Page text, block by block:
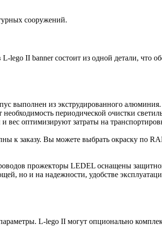
сооружений.
lego II banner состоит из одной детали, что
выполнен из экструдированного
периодической очистки
вес оптимизируют затраты на
к заказу. Вы можете выбрать окраску по
прожекторы LEDEL оснащены
но и на надежности, удобстве
L-lego II могут опционально